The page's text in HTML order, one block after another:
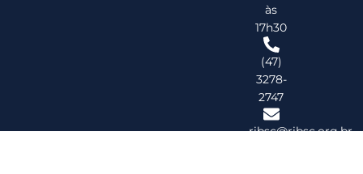
às
17h30
(47)
3278-
2747
ribsc@ribsc.org.br